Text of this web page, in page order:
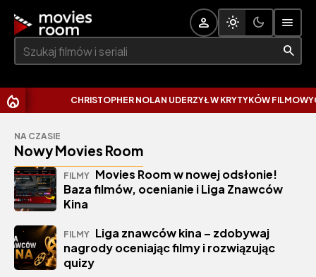
Szukaj:
CHRISTOPHER NOLAN UDERZYŁ W KRYTYKÓW
NA CZASIE
Nowy Movies Room
FILMY Movies Room w nowej odsłonie!
Baza filmów, ocenianie i Liga Znawców
Kina
FILMY Liga znawców kina – zdobywaj
nagrody oceniając filmy i rozwiązując
quizy